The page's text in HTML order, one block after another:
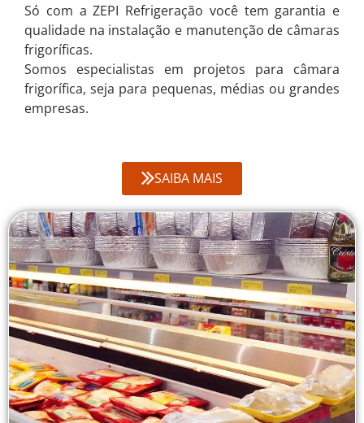
Só com a ZEPI Refrigeração você tem garantia e
qualidade na instalação e manutenção de câmaras
frigoríficas.
Somos especialistas em projetos para câmara
frigorífica, seja para pequenas, médias ou grandes
empresas.
SAIBA MAIS